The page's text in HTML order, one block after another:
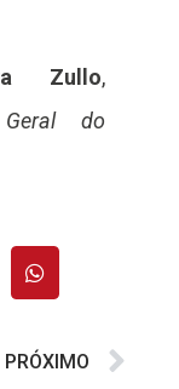
Zullo,
do
PRÓXIMO